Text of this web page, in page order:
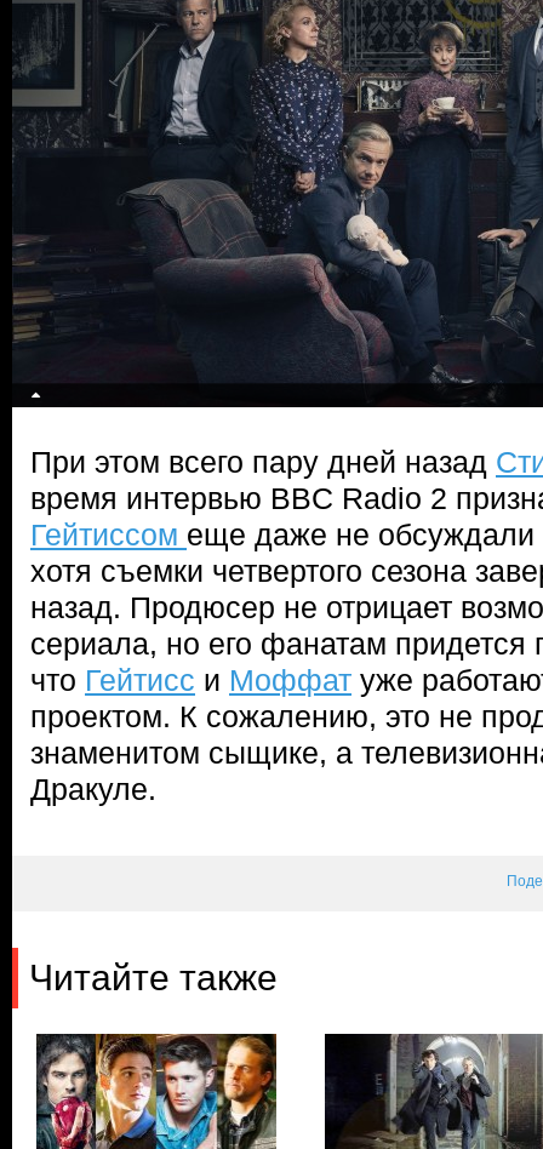
При этом всего пару дней назад
время интервью BBC Radio 2
Гейтиссом еще даже не обсуждали
хотя съемки четвертого сезона
назад. Продюсер не отрицает
сериала, но его фанатам придется
что Гейтисс и Моффат уже
проектом. К сожалению, это не
знаменитом сыщике, а
Дракуле.
Читайте также